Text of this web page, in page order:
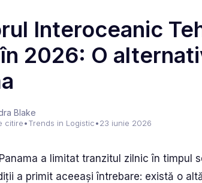
Interoceanic
2026: O
Blake
citire•Trends in Logistic•23 iunie 2026
a limitat tranzitul zilnic în timpul
a primit aceeași întrebare: există o